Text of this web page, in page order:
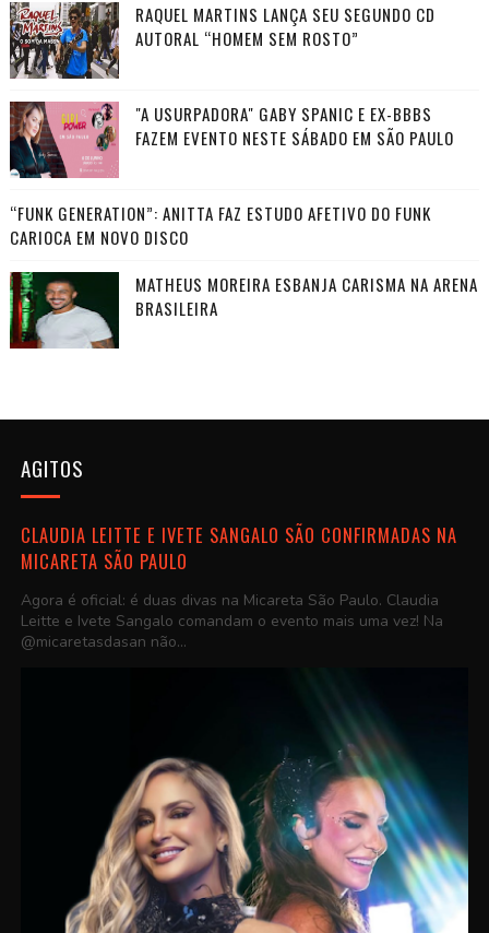
RAQUEL MARTINS LANÇA SEU SEGUNDO CD
AUTORAL “HOMEM SEM ROSTO”
"A USURPADORA" GABY SPANIC E EX-BBBS
FAZEM EVENTO NESTE SÁBADO EM SÃO PAULO
“FUNK GENERATION”: ANITTA FAZ ESTUDO AFETIVO DO FUNK
CARIOCA EM NOVO DISCO
MATHEUS MOREIRA ESBANJA CARISMA NA ARENA
BRASILEIRA
AGITOS
CLAUDIA LEITTE E IVETE SANGALO SÃO CONFIRMADAS NA
MICARETA SÃO PAULO
Agora é oficial: é duas divas na Micareta São Paulo. Claudia
Leitte e Ivete Sangalo comandam o evento mais uma vez! Na
@micaretasdasan não...